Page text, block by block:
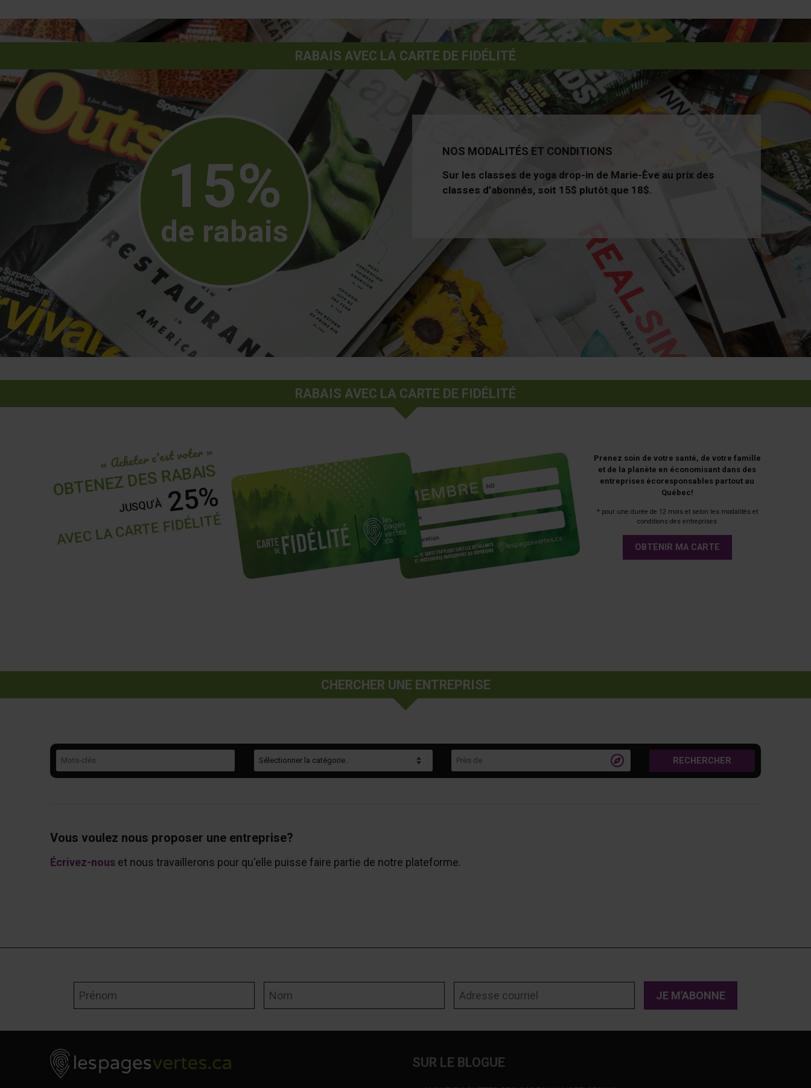
RABAIS AVEC LA CARTE DE FIDÉLITÉ
15%
de rabais
NOS MODALITÉS ET CONDITIONS
Sur les classes de yoga drop-in de Marie-Ève au prix des
classes d’abonnés, soit 15$ plutôt que 18$.
RABAIS AVEC LA CARTE DE FIDÉLITÉ
« Acheter c'est voter »
OBTENEZ DES RABAIS
JUSQU'À 25%
AVEC LA CARTE FIDÉLITÉ
Prenez soin de votre santé, de votre famille
et de la planète en économisant dans des
entreprises écoresponsables partout au
Québec!
* pour une durée de 12 mois et selon les modalités et
conditions des entreprises
OBTENIR MA CARTE
CHERCHER UNE ENTREPRISE
 RECHERCHER
Vous voulez nous proposer une entreprise?
Écrivez-nouset nous travaillerons pour qu'elle puisse faire partie de notre plateforme.
SUR LE BLOGUE